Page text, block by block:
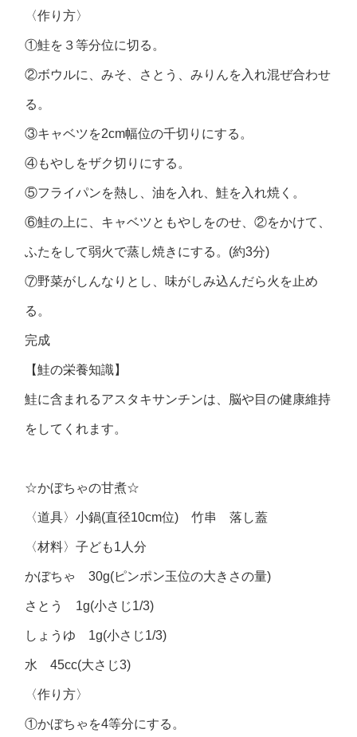
〈作り方〉
①鮭を３等分位に切る。
②ボウルに、みそ、さとう、みりんを入れ混ぜ合わせ
る。
③キャベツを2cm幅位の千切りにする。
④もやしをザク切りにする。
⑤フライパンを熱し、油を入れ、鮭を入れ焼く。
⑥鮭の上に、キャベツともやしをのせ、②をかけて、
ふたをして弱火で蒸し焼きにする。(約3分)
⑦野菜がしんなりとし、味がしみ込んだら火を止め
る。
完成
【鮭の栄養知識】
鮭に含まれるアスタキサンチンは、脳や目の健康維持
をしてくれます。
☆かぼちゃの甘煮☆
〈道具〉小鍋(直径10cm位) 竹串 落し蓋
〈材料〉子ども1人分
かぼちゃ 30g(ピンポン玉位の大きさの量)
さとう 1g(小さじ1/3)
しょうゆ 1g(小さじ1/3)
水 45cc(大さじ3)
〈作り方〉
①かぼちゃを4等分にする。